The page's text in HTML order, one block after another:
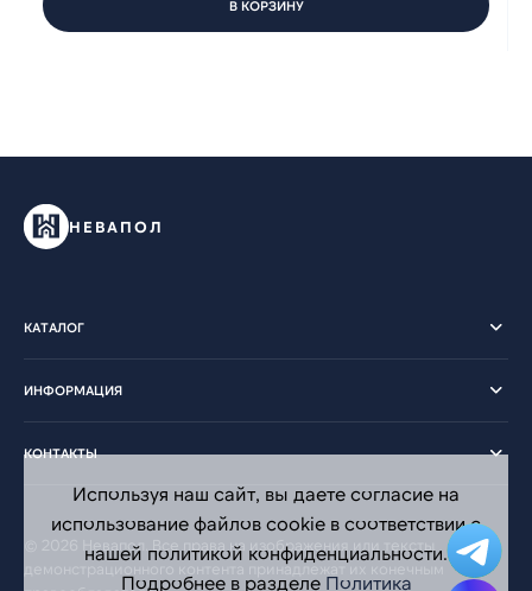
В КОРЗИНУ
НЕВАПОЛ
КАТАЛОГ
ИНФОРМАЦИЯ
КОНТАКТЫ
© 2026 Невапол. Все права на изображения или тексты
демонстрационного контента принадлежат их конечным
Используя наш сайт, вы даете согласие на
использование файлов cookie в соответствии с
нашей политикой конфиденциальности.
Подробнее в разделе Политика